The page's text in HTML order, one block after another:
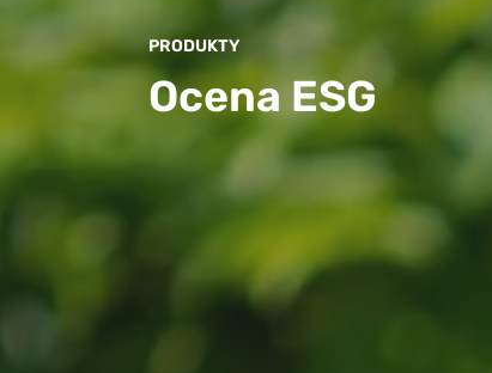
PRODUKTY
Ocena ESG